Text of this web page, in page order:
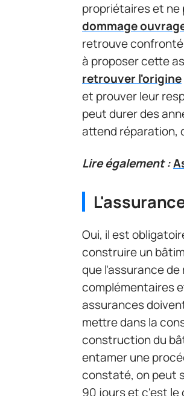
propriétaires et ne
dommage
retrouve
à proposer cette
retrouver l'origine
et prouver leur
peut durer des
attend réparation,
Lire également :
Oui, il est
construire un
que l'assurance
complémentaires
assurances
mettre dans la
construction du
entamer une
constaté, on peut
90 jours et c'est le